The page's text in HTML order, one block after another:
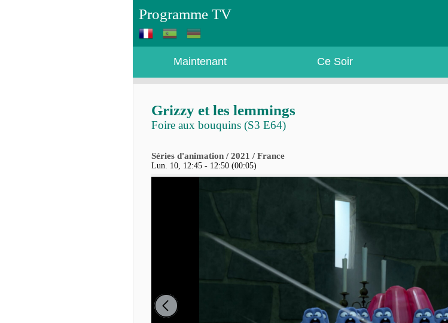
Programme TV
Maintenant Ce Soir
Grizzy et les lemmings
Foire aux bouquins (S3 E64)
Séries d'animation / 2021 / France
Lun. 10, 12:45 - 12:50 (00:05)